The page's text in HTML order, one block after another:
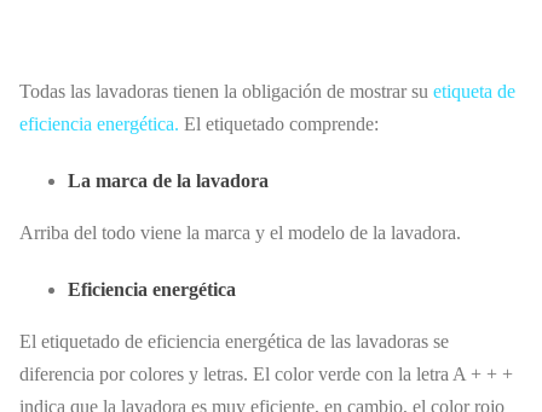
Todas las lavadoras tienen la obligación de mostrar su etiqueta de
eficiencia energética. El etiquetado comprende:
La marca de la lavadora
Arriba del todo viene la marca y el modelo de la lavadora.
Eficiencia energética
El etiquetado de eficiencia energética de las lavadoras se
diferencia por colores y letras. El color verde con la letra A + + +
indica que la lavadora es muy eficiente, en cambio, el color rojo